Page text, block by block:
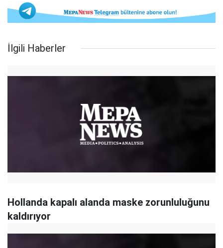
İlgili Haberler
Hollanda kapalı alanda maske zorunluluğunu
kaldırıyor